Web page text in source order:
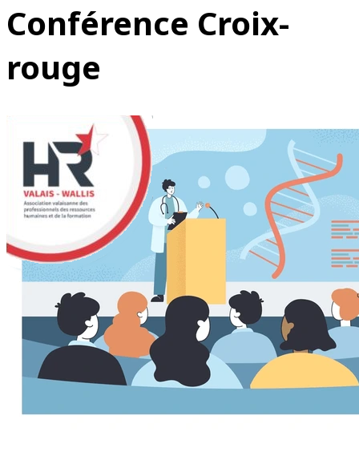
Conférence Croix-
rouge